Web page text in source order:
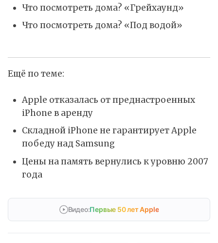
Что посмотреть дома? «Грейхаунд»
Что посмотреть дома? «Под водой»
Ещё по теме:
Apple отказалась от преднастроенных
iPhone в аренду
Складной iPhone не гарантирует Apple
победу над Samsung
Цены на память вернулись к уровню 2007
года
Видео:Первые 50 лет Apple